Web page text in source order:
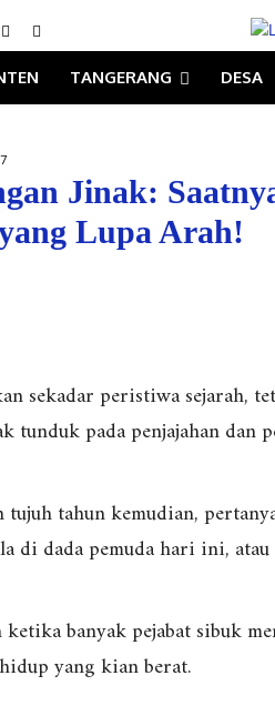
TANGERANG DESA
Jinak:
Lupa Arah!
sekadar peristiwa sejarah,
tunduk pada penjajahan dan
tahun kemudian,
di dada pemuda hari ini,
banyak pejabat sibuk
yang kian berat.